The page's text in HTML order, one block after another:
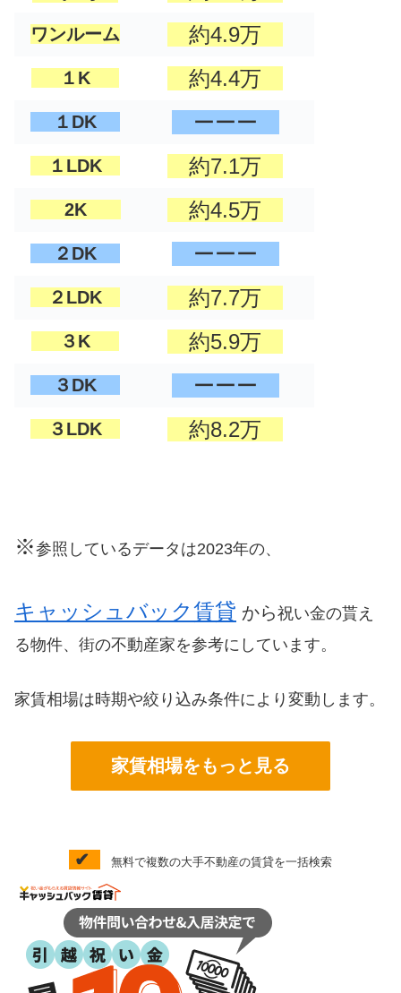
ワンルーム 約4.9万
１K 約4.4万
１DK ーーー
１LDK 約7.1万
2K 約4.5万
２DK ーーー
２LDK 約7.7万
３K 約5.9万
３DK ーーー
３LDK 約8.2万
※参照しているデータは2023年の、
キャッシュバック賃貸 から祝い金の貰え
る物件、街の不動産家を参考にしています。
家賃相場は時期や絞り込み条件により変動します。
家賃相場をもっと見る
✔ 無料で複数の大手不動産の賃貸を一括検索